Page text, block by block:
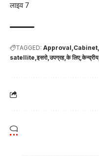
लाइव 7
TAGGED: Approval Cabinet
satellite इसरो उपग्रह के लिए केन्द्रीय